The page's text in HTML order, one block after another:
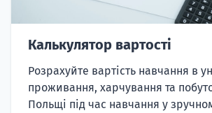
Калькулятор вартості
Розрахуйте вартість навчання в
проживання, харчування та
Польщі під час навчання у